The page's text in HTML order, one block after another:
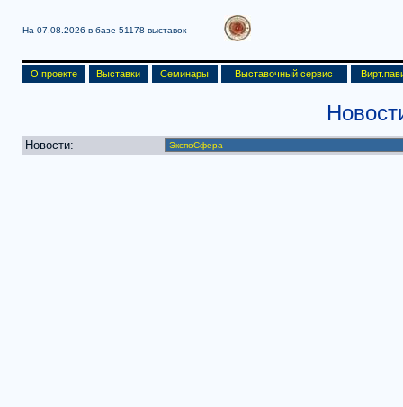
На 07.08.2026 в базе 51178 выставок
О проекте Выставки Семинары Выставочный сервис
Новости: